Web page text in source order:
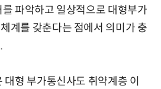
파악하고 일상적으로 대형부가
계를 갖춘다는 점에서 의미가 충
형 부가통신사도 취약계층 이